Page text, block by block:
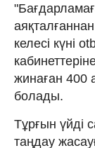
келесі күні
жинаған 400
болады.
Тұрғын үйді
таңдау